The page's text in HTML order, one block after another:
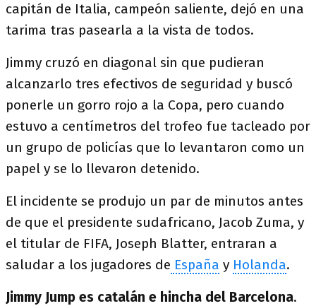
capitán de Italia, campeón saliente, dejó en una
tarima tras pasearla a la vista de todos.
Jimmy cruzó en diagonal sin que pudieran
alcanzarlo tres efectivos de seguridad y buscó
ponerle un gorro rojo a la Copa, pero cuando
estuvo a centímetros del trofeo fue tacleado por
un grupo de policías que lo levantaron como un
papel y se lo llevaron detenido.
El incidente se produjo un par de minutos antes
de que el presidente sudafricano, Jacob Zuma, y
el titular de FIFA, Joseph Blatter, entraran a
saludar a los jugadores de España y Holanda.
Jimmy Jump es catalán e hincha del Barcelona.